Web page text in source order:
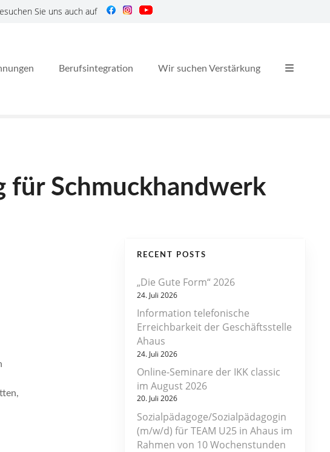
Sie uns auch auf
Berufsintegration Wir suchen Verstärkung
für Schmuckhandwerk
RECENT POSTS
„Die Gute Form“ 2026
24. Juli 2026
Information telefonische
Erreichbarkeit der Geschäftsstelle
Ahaus
24. Juli 2026
Online-Seminare der IKK classic
im August 2026
20. Juli 2026
Sozialpädagoge/Sozialpädagogin
(m/w/d) für TEAM U25 in Ahaus im
Rahmen von 10 Wochenstunden